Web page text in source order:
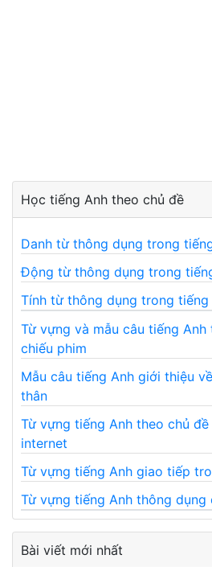
Học tiếng Anh theo chủ đề
Danh từ thông dụng trong
Động từ thông dụng trong
Tính từ thông dụng trong tiếng
Từ vựng và mẫu câu tiếng
chiếu phim
Mẫu câu tiếng Anh giới thiệu
thân
Từ vựng tiếng Anh theo chủ
internet
Từ vựng tiếng Anh giao tiếp
Từ vựng tiếng Anh thông dụng
Bài viết mới nhất